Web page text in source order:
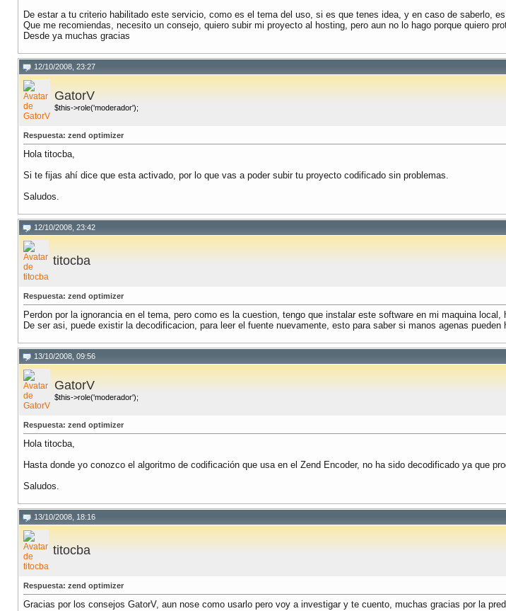
De estar a tu criterio habilitado este servicio, como es el tema del uso, si es que tenes idea, y en caso de saberlo,
Que me recomiendas, necesito un consejo, quiero subir mi proyecto al hosting, pero aun no lo hago porque quiero
Desde ya muchas gracias
12/10/2008, 23:27
GatorV
$this->role('moderador');
Respuesta: zend optimizer
Hola titocba,
Si te fijas ahí dice que esta activado, por lo que vas a poder subir tu proyecto codificado sin problemas.
Saludos.
12/10/2008, 23:42
titocba
Respuesta: zend optimizer
Perdon por la ignorancia en el tema, pero como es la cuestion, tengo que instalar este software en mi maquina
De ser asi, puede existir la decodificacion, para leer el fuente nuevamente, esto para saber si manos agenas
13/10/2008, 09:56
GatorV
$this->role('moderador');
Respuesta: zend optimizer
Hola titocba,
Hasta donde yo conozco el algoritmo de codificación que usa en el Zend Encoder, no ha sido decodificado ya que
Saludos.
13/10/2008, 18:16
titocba
Respuesta: zend optimizer
Gracias por los consejos GatorV, aun nose como usarlo pero voy a investigar y te cuento, muchas gracias por la